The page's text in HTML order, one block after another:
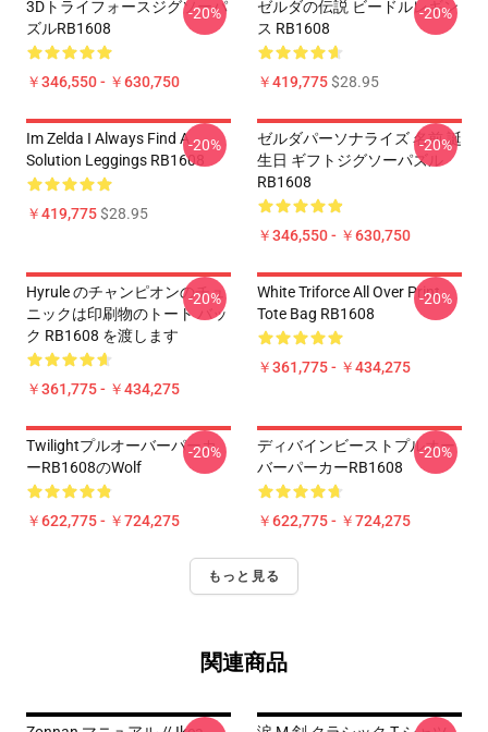
3Dトライフォースジグソーパ
ズルRB1608
￥346,550 - ￥630,750
-20%
ゼルダの伝説 ビードルレギン
ス RB1608
￥419,775$28.95
-20%
Im Zelda I Always Find A
Solution Leggings RB1608
￥419,775$28.95
-20%
ゼルダパーソナライズ 名前 誕
生日 ギフトジグソーパズル
RB1608
￥346,550 - ￥630,750
-20%
Hyrule のチャンピオンのチュ
ニックは印刷物のトート バッ
ク RB1608 を渡します
￥361,775 - ￥434,275
-20%
White Triforce All Over Print
Tote Bag RB1608
￥361,775 - ￥434,275
-20%
Twilightプルオーバーパーカ
ーRB1608のWolf
￥622,775 - ￥724,275
-20%
ディバインビーストプルオー
バーパーカーRB1608
￥622,775 - ￥724,275
-20%
もっと見る
関連商品